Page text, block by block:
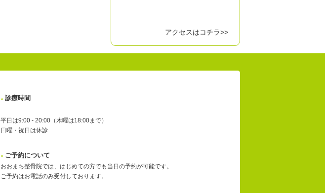
アクセスはコチラ>>
診療時間
平日は9:00 - 20:00（木曜は18:00まで）
日曜・祝日は休診
ご予約について
おおまち整骨院では、はじめての方でも当日の予約が可能です。
ご予約はお電話のみ受付しております。